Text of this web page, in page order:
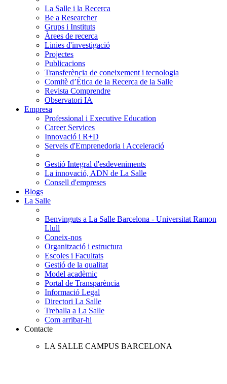
La Salle i la Recerca
Be a Researcher
Grups i Instituts
Àrees de recerca
Linies d'investigació
Projectes
Publicacions
Transferència de coneixement i tecnologia
Comitè d’Ètica de la Recerca de la Salle
Revista Comprendre
Observatori IA
Empresa
Professional i Executive Education
Career Services
Innovació i R+D
Serveis d'Emprenedoria i Acceleració
Gestió Integral d'esdeveniments
La innovació, ADN de La Salle
Consell d'empreses
Blogs
La Salle
Benvinguts a La Salle Barcelona - Universitat Ramon
Llull
Coneix-nos
Organització i estructura
Escoles i Facultats
Gestió de la qualitat
Model acadèmic
Portal de Transparència
Informació Legal
Directori La Salle
Treballa a La Salle
Com arribar-hi
Contacte
LA SALLE CAMPUS BARCELONA